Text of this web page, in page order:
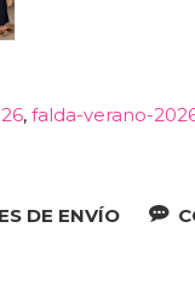
falda-verano-
DE ENVÍO